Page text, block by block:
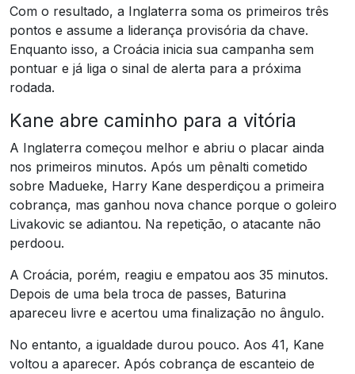
Com o resultado, a Inglaterra soma os primeiros três
pontos e assume a liderança provisória da chave.
Enquanto isso, a Croácia inicia sua campanha sem
pontuar e já liga o sinal de alerta para a próxima
rodada.
Kane abre caminho para a vitória
A Inglaterra começou melhor e abriu o placar ainda
nos primeiros minutos. Após um pênalti cometido
sobre Madueke, Harry Kane desperdiçou a primeira
cobrança, mas ganhou nova chance porque o goleiro
Livakovic se adiantou. Na repetição, o atacante não
perdoou.
A Croácia, porém, reagiu e empatou aos 35 minutos.
Depois de uma bela troca de passes, Baturina
apareceu livre e acertou uma finalização no ângulo.
No entanto, a igualdade durou pouco. Aos 41, Kane
voltou a aparecer. Após cobrança de escanteio de